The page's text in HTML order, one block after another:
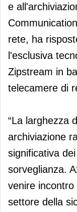
e
rete, ha
l'esclusiva
Zipstream in
telecamere di
“La larghezza
archiviazione
significativa
sorveglianza.
venire
settore della